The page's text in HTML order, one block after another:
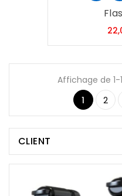
Affichage de 1-
1
2
CLIENT